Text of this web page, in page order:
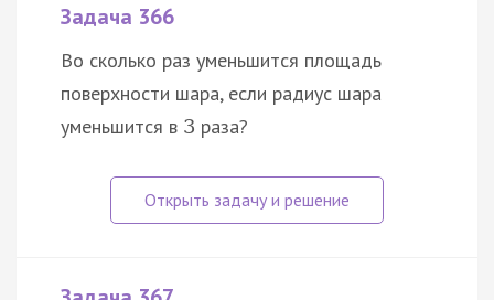
Задача 366
Во сколько раз уменьшится площадь
поверхности шара, если радиус шара
уменьшится в 3 раза?